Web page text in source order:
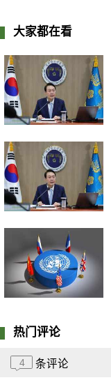
大家都在看
热门评论
4 条评论